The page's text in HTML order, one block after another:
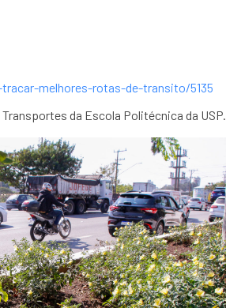
melhores-rotas-de-transito/5135
Transportes da Escola Politécnica da USP.